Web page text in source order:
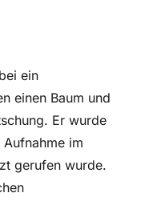
ein
einen Baum und
Er wurde
im
gerufen wurde.